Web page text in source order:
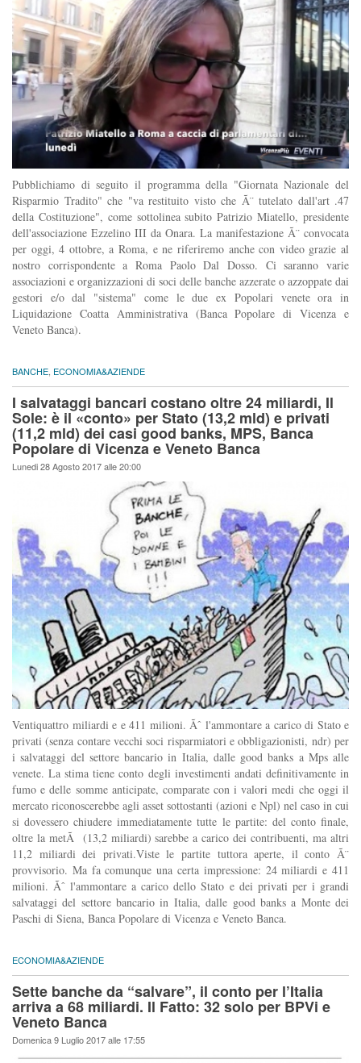
Pubblichiamo di seguito il programma della "Giornata Nazionale del
Risparmio Tradito" che "va restituito visto che Ã¨ tutelato dall'art .47
della Costituzione", come sottolinea subito Patrizio Miatello, presidente
dell'associazione Ezzelino III da Onara. La manifestazione Ã¨ convocata
per oggi, 4 ottobre, a Roma, e ne riferiremo anche con video grazie al
nostro corrispondente a Roma Paolo Dal Dosso. Ci saranno varie
associazioni e organizzazioni di soci delle banche azzerate o azzoppate dai
gestori e/o dal "sistema" come le due ex Popolari venete ora in
Liquidazione Coatta Amministrativa (Banca Popolare di Vicenza e
Veneto Banca).
BANCHE ECONOMIA&AZIENDE
I salvataggi bancari costano oltre 24 miliardi, Il
Sole: è il «conto» per Stato (13,2 mld) e privati
(11,2 mld) dei casi good banks, MPS, Banca
Popolare di Vicenza e Veneto Banca
Lunedi 28 Agosto 2017 alle 20:00
Ventiquattro miliardi e e 411 milioni. Ãˆ l'ammontare a carico di Stato e
privati (senza contare vecchi soci risparmiatori e obbligazionisti, ndr) per
i salvataggi del settore bancario in Italia, dalle good banks a Mps alle
venete. La stima tiene conto degli investimenti andati definitivamente in
fumo e delle somme anticipate, comparate con i valori medi che oggi il
mercato riconoscerebbe agli asset sottostanti (azioni e Npl) nel caso in cui
si dovessero chiudere immediatamente tutte le partite: del conto finale,
oltre la metÃ (13,2 miliardi) sarebbe a carico dei contribuenti, ma altri
11,2 miliardi dei privati.Viste le partite tuttora aperte, il conto Ã¨
provvisorio. Ma fa comunque una certa impressione: 24 miliardi e 411
milioni. Ãˆ l'ammontare a carico dello Stato e dei privati per i grandi
salvataggi del settore bancario in Italia, dalle good banks a Monte dei
Paschi di Siena, Banca Popolare di Vicenza e Veneto Banca.
ECONOMIA&AZIENDE
Sette banche da “salvare”, il conto per l’Italia
arriva a 68 miliardi. Il Fatto: 32 solo per BPVi e
Veneto Banca
Domenica 9 Luglio 2017 alle 17:55